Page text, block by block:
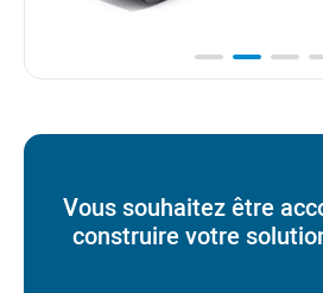
Vous souhaitez être
construire votre